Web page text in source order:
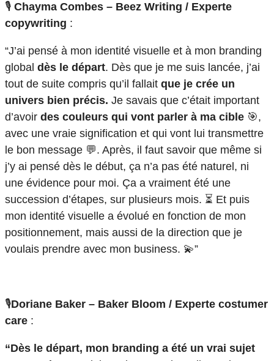
🎙️ Chayma Combes – Beez Writing / Experte
copywriting :
“J’ai pensé à mon identité visuelle et à mon branding
global dès le départ. Dès que je me suis lancée, j’ai
tout de suite compris qu’il fallait que je crée un
univers bien précis. Je savais que c’était important
d’avoir des couleurs qui vont parler à ma cible 🎯,
avec une vraie signification et qui vont lui transmettre
le bon message 💬. Après, il faut savoir que même si
j’y ai pensé dès le début, ça n’a pas été naturel, ni
une évidence pour moi. Ça a vraiment été une
succession d’étapes, sur plusieurs mois. ⏳ Et puis
mon identité visuelle a évolué en fonction de mon
positionnement, mais aussi de la direction que je
voulais prendre avec mon business. 💫”
🎙️Doriane Baker – Baker Bloom / Experte costumer
care :
“Dès le départ, mon branding a été un vrai sujet